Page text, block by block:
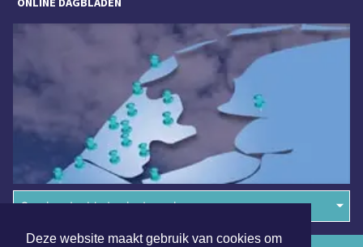
Deze website maakt gebruik van cookies om
Overige dagbladen in de regio